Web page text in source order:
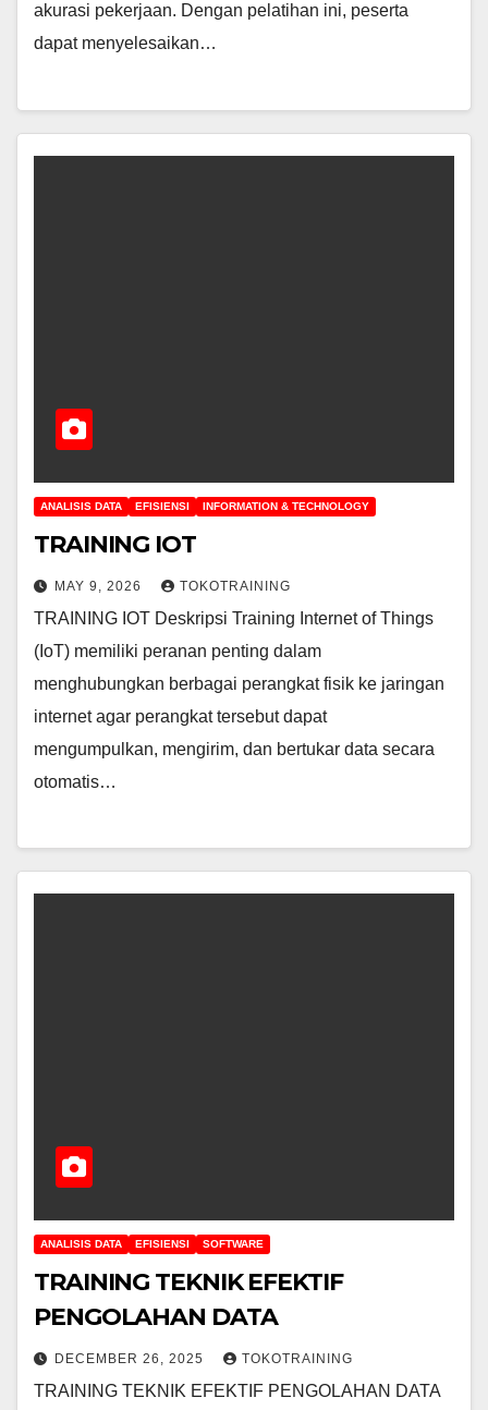
akurasi pekerjaan. Dengan pelatihan ini, peserta
dapat menyelesaikan…
ANALISIS DATA EFISIENSI INFORMATION & TECHNOLOGY
TRAINING IOT
MAY 9, 2026 TOKOTRAINING
TRAINING IOT Deskripsi Training Internet of Things
(IoT) memiliki peranan penting dalam
menghubungkan berbagai perangkat fisik ke jaringan
internet agar perangkat tersebut dapat
mengumpulkan, mengirim, dan bertukar data secara
otomatis…
ANALISIS DATA EFISIENSI SOFTWARE
TRAINING TEKNIK EFEKTIF
PENGOLAHAN DATA
DECEMBER 26, 2025 TOKOTRAINING
TRAINING TEKNIK EFEKTIF PENGOLAHAN DATA